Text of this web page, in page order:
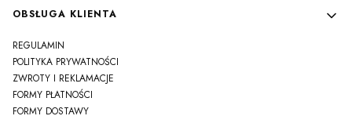
OBSŁUGA KLIENTA
REGULAMIN
POLITYKA PRYWATNOŚCI
ZWROTY I REKLAMACJE
FORMY PŁATNOŚCI
FORMY DOSTAWY